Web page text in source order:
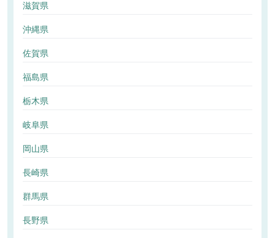
滋賀県
沖縄県
佐賀県
福島県
栃木県
岐阜県
岡山県
長崎県
群馬県
長野県